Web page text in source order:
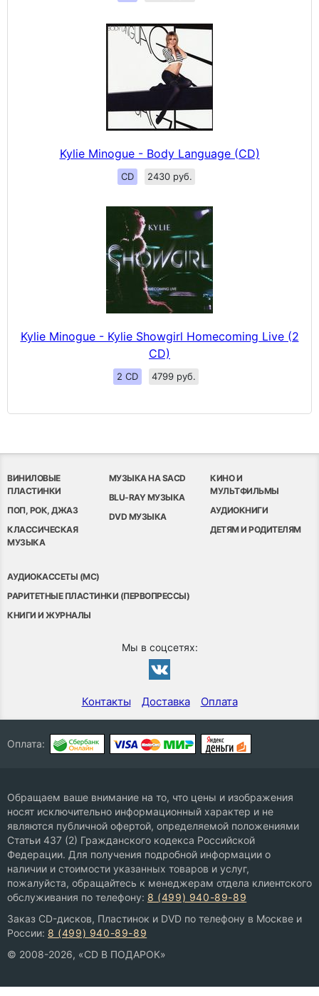
Kylie Minogue - Body Language (CD)
CD 2430 руб.
Kylie Minogue - Kylie Showgirl Homecoming Live (2
CD)
2 CD 4799 руб.
ВИНИЛОВЫЕ
ПЛАСТИНКИ
ПОП, РОК, ДЖАЗ
КЛАССИЧЕСКАЯ
МУЗЫКА
МУЗЫКА НА SACD
BLU-RAY МУЗЫКА
DVD МУЗЫКА
КИНО И
МУЛЬТФИЛЬМЫ
АУДИОКНИГИ
ДЕТЯМ И РОДИТЕЛЯМ
АУДИОКАССЕТЫ (MC)
РАРИТЕТНЫЕ ПЛАСТИНКИ (ПЕРВОПРЕССЫ)
КНИГИ И ЖУРНАЛЫ
Мы в соцсетях:
Контакты Доставка Оплата
Оплата:
Обращаем ваше внимание на то, что цены и изображения
носят исключительно информационный характер и не
являются публичной офертой, определяемой положениями
Статьи 437 (2) Гражданского кодекса Российской
Федерации. Для получения подробной информации о
наличии и стоимости указанных товаров и услуг,
пожалуйста, обращайтесь к менеджерам отдела клиентского
обслуживания по телефону: 8 (499) 940-89-89
Заказ CD-дисков, Пластинок и DVD по телефону в Москве и
России: 8 (499) 940-89-89
© 2008-2026, «CD В ПОДАРОК»